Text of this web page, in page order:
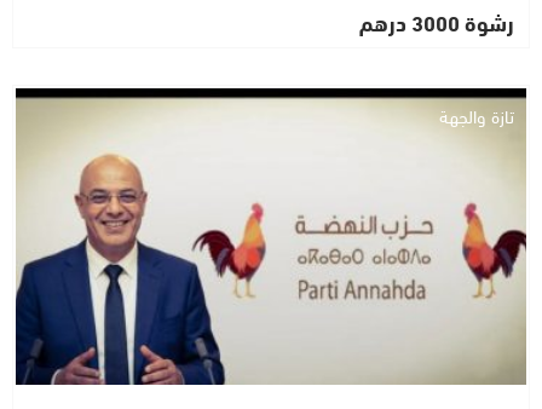
رشوة 3000 درهم
تازة والجهة